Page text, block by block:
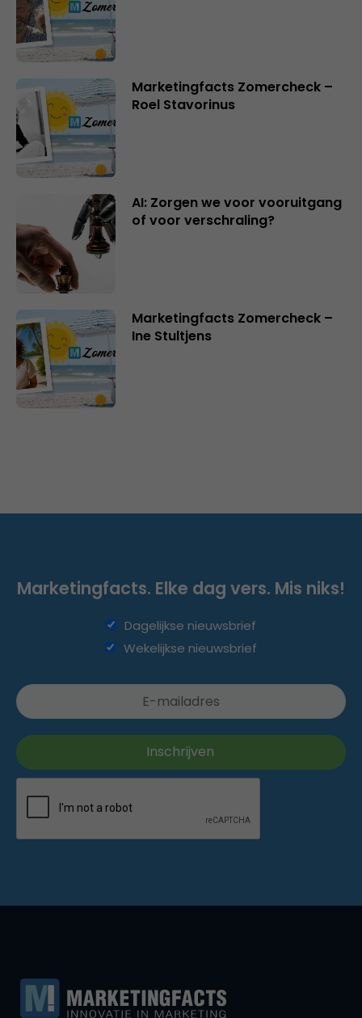
Marketingfacts Zomercheck –
Roel Stavorinus
AI: Zorgen we voor vooruitgang
of voor verschraling?
Marketingfacts Zomercheck –
Ine Stultjens
Marketingfacts. Elke dag vers. Mis niks!
Dagelijkse nieuwsbrief
Wekelijkse nieuwsbrief